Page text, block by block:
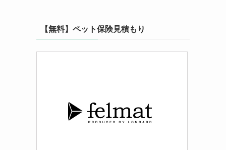
【無料】ペット保険見積もり